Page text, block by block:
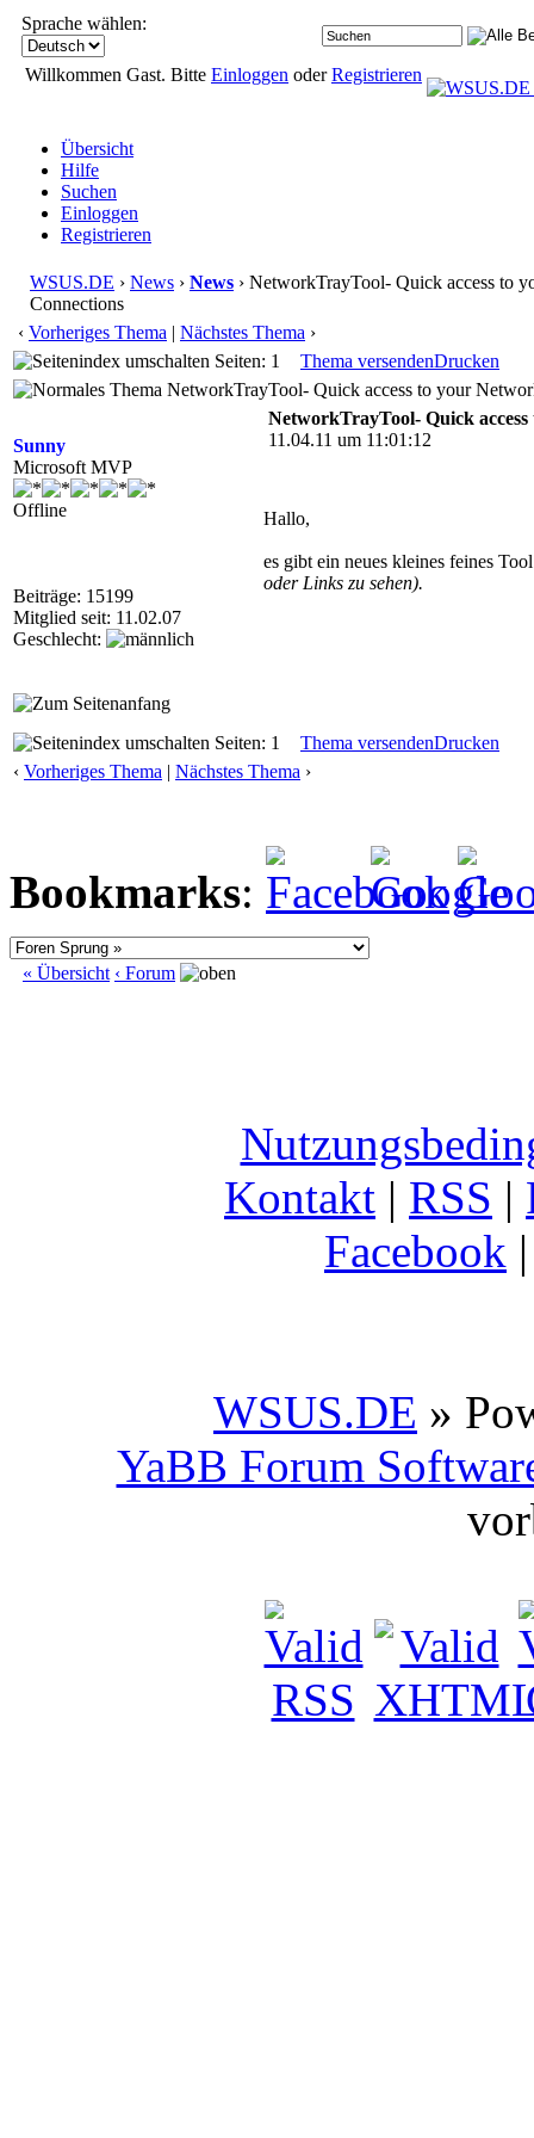
Sprache wählen:
Willkommen Gast. Bitte Einloggen oderRegistrieren
Übersicht
Hilfe
Suchen
Einloggen
Registrieren
WSUS.DE › News › News › NetworkTrayTool- Quick access to
Connections
‹ Vorheriges Thema | Nächstes Thema ›
Seiten: 1
Thema versendenDrucken
NetworkTrayTool- Quick access to your
Sunny
Microsoft MVP
Offline
Beiträge: 15199
Mitglied seit: 11.02.07
Geschlecht:
NetworkTrayTool- Quick
11.04.11 um 11:01:12
Hallo,
es gibt ein neues kleines feines
oder Links zu sehen).
Seiten: 1 Thema versendenDrucken
‹ Vorheriges Thema | Nächstes Thema ›
Bookmarks:
« Übersicht ‹ Forum
Kontakt | RSS |
Facebook
WSUS.DE »
YaBB Forum